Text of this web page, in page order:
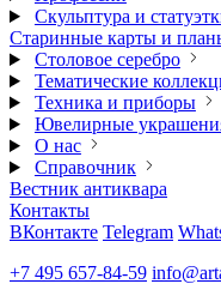
Скульптура и
Старинные карты и
Столовое серебро
Тематические
Техника и приборы
Ювелирные
О нас
Справочник
Вестник антиквара
Контакты
ВКонтакте Telegram
+7 495 657-84-59